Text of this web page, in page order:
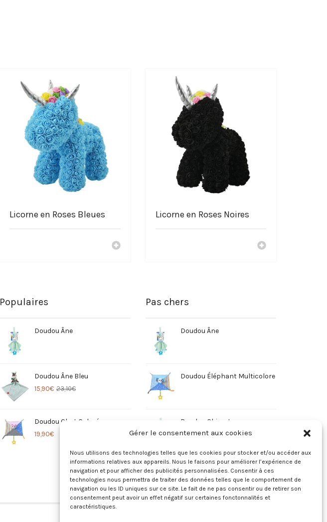
Gérer le consentement aux cookies
Nous utilisons des technologies telles que les cookies pour stocker et/ou accéder aux
informations relatives aux appareils. Nous le faisons pour améliorer l’expérience de
navigation et pour afficher des publicités personnalisées. Consentir à ces
technologies nous permettra de traiter des données telles que le comportement de
navigation ou les ID uniques sur ce site. Le fait de ne pas consentir ou de retirer son
consentement peut avoir un effet négatif sur certaines fonctonnalités et
caractéristiques.
Licorne en Roses Bleues Licorne en Roses Noires
Populaires
Doudou Âne
Doudou Âne Bleu
23,10€
15,90€
Doudou Chat Coloré
19,90€
Pas chers
Doudou Âne
Doudou Éléphant Multicolore
Doudou Chien Jaune